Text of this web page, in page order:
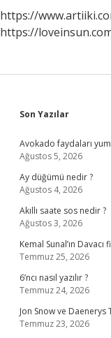
https://
https://
Sidebar
Son Yazılar
Avokado faydaları
Ağustos 5, 2026
Ay düğümü nedir ?
Ağustos 4, 2026
Akıllı saate sos nedir ?
Ağustos 3, 2026
Kemal Sunal’ın
Temmuz 25, 2026
6’ncı nasıl yazılır ?
Temmuz 24, 2026
Jon Snow ve
Temmuz 23, 2026